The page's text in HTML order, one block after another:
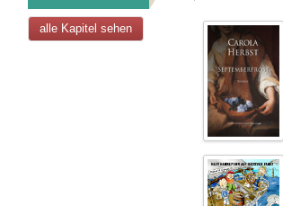
alle Kapitel sehen